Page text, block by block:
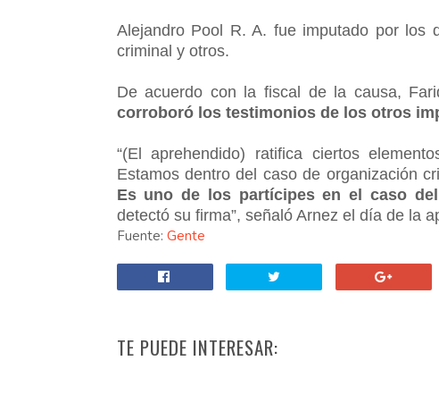
Alejandro Pool R. A. fue imputado por los
criminal y otros.
De acuerdo con la fiscal de la causa,
corroboró los testimonios de los otros
“(El aprehendido) ratifica ciertos
Estamos dentro del caso de organización
Es uno de los partícipes en el caso
detectó su firma”, señaló Arnez el día de la
Fuente: Gente
TE PUEDE INTERESAR: